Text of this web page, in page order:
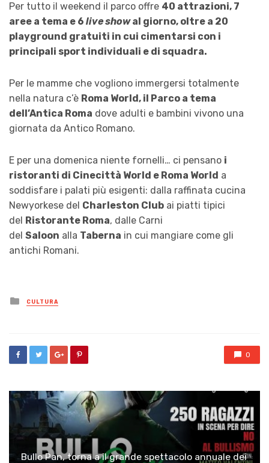
Per tutto il weekend il parco offre 40 attrazioni, 7
aree a tema e 6 live showal giorno, oltre a 20
playground gratuiti in cui cimentarsi con i
principali sport individuali e di squadra.
Per le mamme che vogliono immergersi totalmente
nella natura c’è Roma World, il Parco a tema
dell’Antica Roma dove adulti e bambini vivono una
giornata da Antico Romano.
E per una domenica niente fornelli… ci pensano i
ristoranti di Cinecittà World e Roma World a
soddisfare i palati più esigenti: dalla raffinata cucina
Newyorkese del Charleston Club ai piatti tipici
del Ristorante Roma, dalle Carni
del Saloon alla Taberna in cui mangiare come gli
antichi Romani.
Posted
in
CULTURA
0
Bullo Pan, torna a il grande spettacolo annuale dei